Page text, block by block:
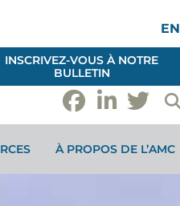
EN
INSCRIVEZ-VOUS À NOTRE
BULLETIN
À PROPOS DE L’AMC